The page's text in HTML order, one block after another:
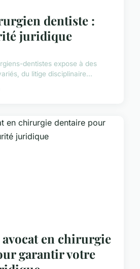
dentiste :
juridique
dentistes expose à des
du litige disciplinaire...
en chirurgie
garantir votre